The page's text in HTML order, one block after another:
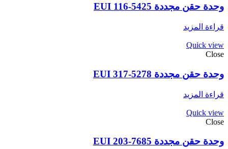
وحدة حقن مجددة EUI 116-5425
قراءة المزيد
Quick view
Close
وحدة حقن مجددة EUI 317-5278
قراءة المزيد
Quick view
Close
وحدة حقن مجددة EUI 203-7685